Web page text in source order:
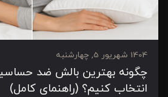
1404 شهریور 5, چهارشنبه
چگونه بهترین بالش ضد
انتخاب کنیم؟ (راهنمای کامل)